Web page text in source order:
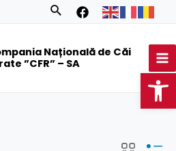
Search
Națională de Căi
”CFR” – SA